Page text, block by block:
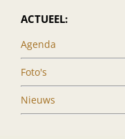
ACTUEEL:
Agenda
Foto's
Nieuws